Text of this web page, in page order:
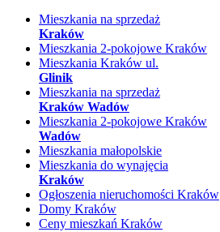
Mieszkania na sprzedaż
Kraków
Mieszkania 2-pokojowe Kraków
Mieszkania Kraków ul.
Glinik
Mieszkania na sprzedaż
Kraków Wadów
Mieszkania 2-pokojowe Kraków
Wadów
Mieszkania małopolskie
Mieszkania do wynajęcia
Kraków
Ogłoszenia nieruchomości Kraków
Domy Kraków
Ceny mieszkań Kraków